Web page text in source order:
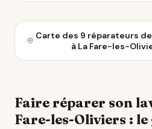
Carte des 9 réparateurs
à La Fare-les-
Faire réparer son
Fare-les-Oliviers :